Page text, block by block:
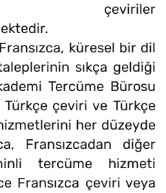
çeviriler
küresel bir dil
sıkça geldiği
Tercüme Bürosu
Türkçe çeviri ve Türkçe
her düzeyde
Fransızcadan diğer
tercüme hizmeti
Fransızca çeviri veya